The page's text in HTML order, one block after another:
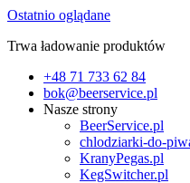
Ostatnio oglądane
Trwa ładowanie produktów
+48 71 733 62 84
bok@beerservice.pl
Nasze strony
BeerService.pl
chlodziarki-do-
KranyPegas.pl
KegSwitcher.pl